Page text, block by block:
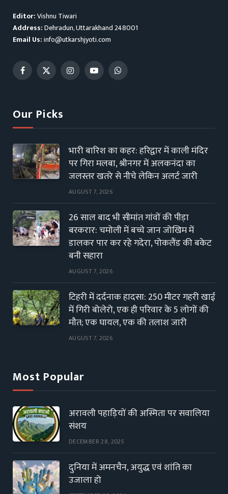
Editor:Vishnu Tiwari
Address:Dehradun, Uttarakhand 248001
Email Us:info@utkarshjyoti.com
Facebook
X
InstagramYouTubeWhatsApp
Our Picks
भारी बारिश का कहर: हरिद्वार में काली मंदिर
पर गिरा मलबा, श्रीनगर में अलकनंदा का
जलस्तर खतरे से नीचे लेकिन अलर्ट जारी
AUGUST 7, 2026
26 साल बाद भी सीमांत गांवों की पीड़ा
बरकरार: चमोली में बच्चे जान जोखिम में
डालकर पार कर रहे गदेरा, पोकलैंड की बकेट
बनी सहारा
AUGUST 7, 2026
टिहरी में दर्दनाक हादसा: 250 मीटर गहरी खाई
में गिरी बोलेरो, एक ही परिवार के 5 लोगों की
मौत; एक घायल, एक की तलाश जारी
AUGUST 7, 2026
Most Popular
अरावली पहाड़ियों की अस्मिता पर सवालिया
संशय
DECEMBER 28, 2025
दुनिया में अमनचैन, अयुद्ध एवं शांति का
उजाला हो